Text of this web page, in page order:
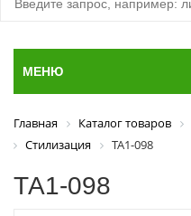
МЕНЮ
Главная Каталог товаров
Стилизация
ТА1-098
ТА1-098